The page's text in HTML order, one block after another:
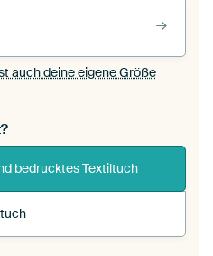
auch deine eigene Größe
bedrucktes Textiltuch